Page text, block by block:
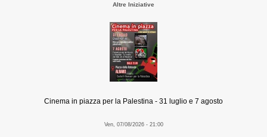
Altre Iniziative
Cinema in piazza per la Palestina - 31 luglio e 7 agosto
Ven, 07/08/2026 - 21:00